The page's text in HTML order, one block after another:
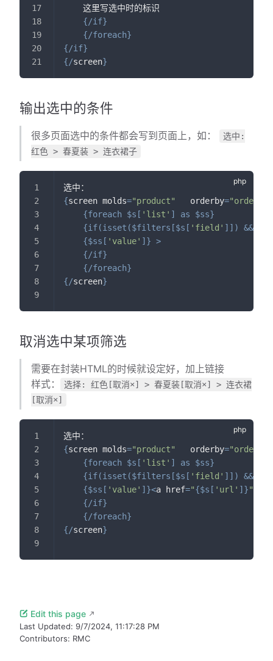
    这里写选中时的标识
{/if}
{/foreach}
{/if}
{/screen}
输出选中的条件
很多页面选中的条件都会写到页面上，如：
选中:
红色 > 春夏装 > 连衣裙子
选中：
{screen molds="product"
   orderby
="orders
{foreach $s [ 'list' ] as $ss}
{if(isset ($filters [$s [ 'field' ] ] ) &&
{$ss [ 'value' ]} >
{/if}
{/foreach}
{/screen}
取消选中某项筛选
需要在封装HTML的时候就设定好，加上链接
样式：
选择: 红色[取消×] > 春夏装[取消×] > 连衣裙
[取消×]
选中：
{screen molds="product"
   orderby
="orders
{foreach $s [ 'list' ] as $ss}
{if(isset ($filters [$s [ 'field' ] ] ) &&
{$ss [ 'value' ]}<a href="{$s [ 'url' ]}"
{/if}
{/foreach}
{/screen}
Edit this page
Last Updated: 9/7/2024, 11:17:28 PM
Contributors: RMC